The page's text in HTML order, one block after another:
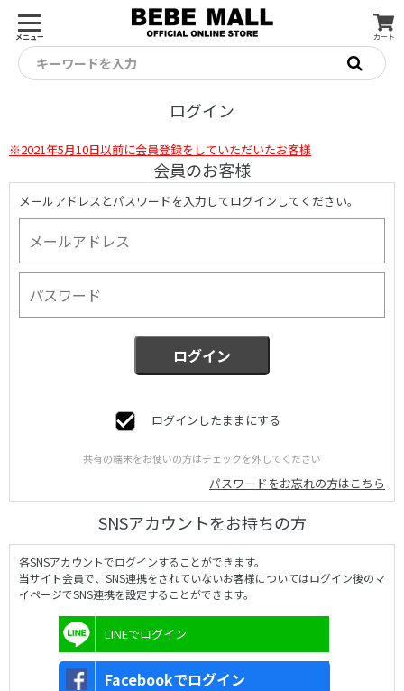
メニュー カート
キーワードを入力
ログイン
※2021年5月10日以前に会員登録をしていただいたお客様
会員のお客様
メールアドレスとパスワードを入力してログインしてください。
ログインしたままにする
共有の端末をお使いの方はチェックを外してください
パスワードをお忘れの方はこちら
SNSアカウントをお持ちの方
各SNSアカウントでログインすることができます。
当サイト会員で、SNS連携をされていないお客様についてはログイン後のマ
イページでSNS連携を設定することができます。
LINEでログイン
Facebookでログイン